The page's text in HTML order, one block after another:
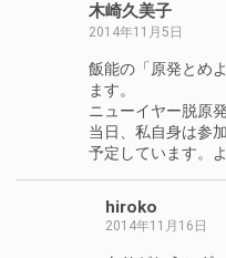
木崎久美子
2014年11月5日
飯能の「原発とめ
ます。
ニューイヤー脱原
当日、私自身は参
予定しています。
hiroko
2014年11月16日